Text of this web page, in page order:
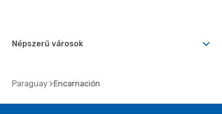
Népszerű városok
Paraguay Encarnación